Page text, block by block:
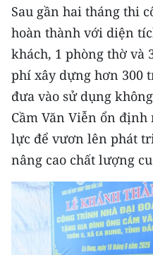
TIN MỚI
TIN ĐỊA PHƯƠNG
Trung du và miền núi
Đồng bằng sông Hồng
Bắc Trung Bộ
Duyên hải Nam Trung
Nguyên
Đông Nam Bộ
Sau gần hai tháng thi
hoàn thành với diện
khách, 1 phòng thờ và
phí xây dựng hơn 300
đưa vào sử dụng
Cầm Văn Viễn ổn
lực để vươn lên phát
nâng cao chất lượng